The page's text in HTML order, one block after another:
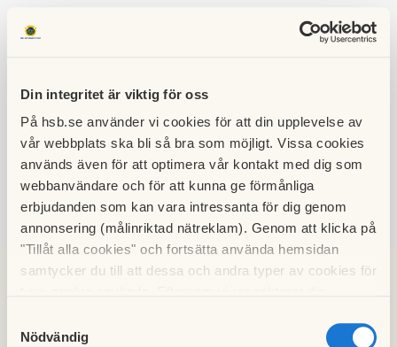
Din integritet är viktig för oss
På hsb.se använder vi cookies för att din upplevelse av
vår webbplats ska bli så bra som möjligt. Vissa cookies
används även för att optimera vår kontakt med dig som
webbanvändare och för att kunna ge förmånliga
erbjudanden som kan vara intressanta för dig genom
annonsering (målinriktad nätreklam). Genom att klicka på
"Tillåt alla cookies" och fortsätta använda hemsidan
samtycker du till att dessa och andra typer av cookies för
cookies och välja att endast tillåta ett urval.
Nödvändig
HSB BRF
RINGEN
SÖK LOGGA IN